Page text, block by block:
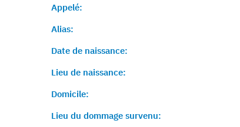
Appelé:
Alias:
Date de naissance:
Lieu de naissance:
Domicile:
Lieu du dommage survenu: